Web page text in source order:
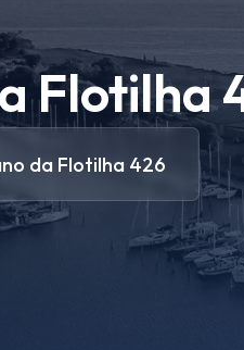
Flotilha
da Flotilha 426